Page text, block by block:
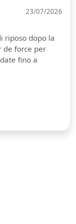
23/07/2026
riposo dopo la
de force per
fino a